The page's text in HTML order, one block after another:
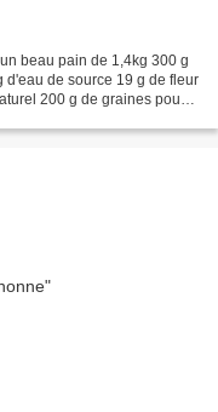
beau pain de 1,4kg 300 g
d'eau de source 19 g de fleur
200 g de graines pour